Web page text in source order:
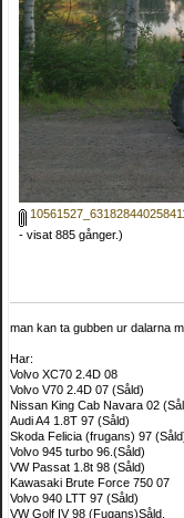
- visat 885 gånger.)
man kan ta gubben ur dalarna
Har:
Volvo XC70 2.4D 08
Volvo V70 2.4D 07 (Såld)
Nissan King Cab Navara 02
Audi A4 1.8T 97 (Såld)
Skoda Felicia (frugans) 97
Volvo 945 turbo 96.(Såld)
VW Passat 1.8t 98 (Såld)
Kawasaki Brute Force 750 07
Volvo 940 LTT 97 (Såld)
VW Golf IV 98 (Fugans)Såld.